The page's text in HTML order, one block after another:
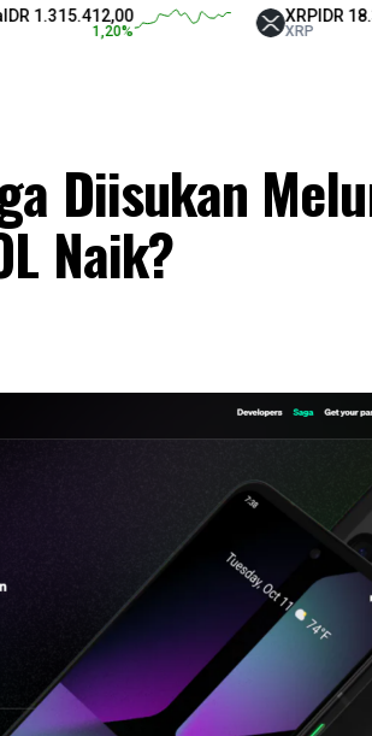
XRP IDR 18.354,00
0,49
Diisukan
Naik?